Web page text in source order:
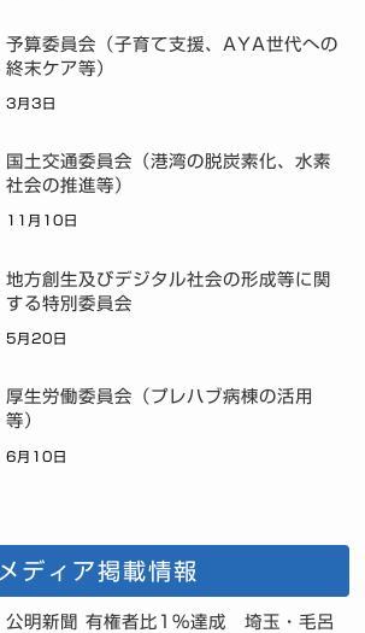
予算委員会（子育て支援、AYA世代への
終末ケア等）
3月3日
国土交通委員会（港湾の脱炭素化、水素
社会の推進等）
11月10日
地方創生及びデジタル社会の形成等に関
する特別委員会
5月20日
厚生労働委員会（プレハブ病棟の活用
等）
6月10日
メディア掲載情報
公明新聞 有権者比1%達成 埼玉・毛呂